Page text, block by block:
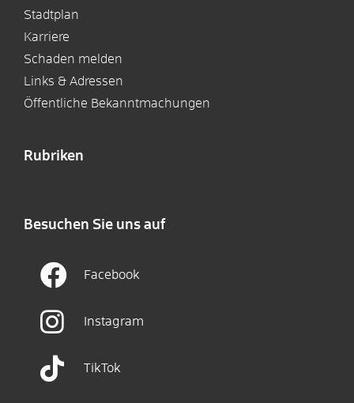
Stadtplan
Karriere
Schaden melden
Links & Adressen
Öffentliche Bekanntmachungen
Rubriken
Besuchen Sie uns auf
Facebook
Instagram
TikTok